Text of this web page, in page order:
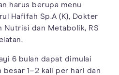
harus berupa menu
Hafifah Sp.A (K), Dokter
Nutrisi dan Metabolik, RS
6 bulan dapat dimulai
1–2 kali per hari dan